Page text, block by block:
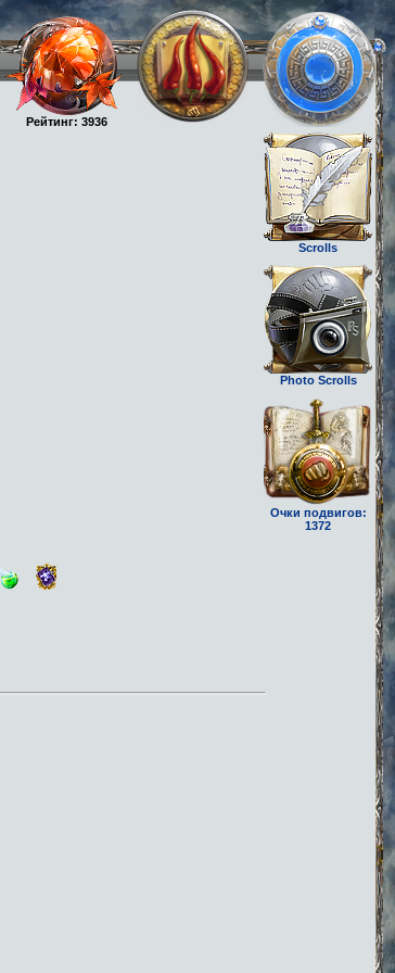
Рейтинг: 3936
Scrolls
Photo Scrolls
Очки подвигов:
1372